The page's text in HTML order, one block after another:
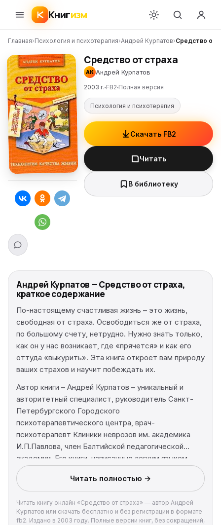
Книгизм
Главная›Психология и психотерапия›Андрей Курпатов›Средство от
Средство от страха
АК Андрей Курпатов
2003 г. FB2 Полная версия
Психология и психотерапия
Скачать FB2
Читать
В библиотеку
Андрей Курпатов — Средство от страха,
краткое содержание
По-настоящему счастливая жизнь – это жизнь,
свободная от страха. Освободиться же от страха,
по большому счету, нетрудно. Нужно знать только,
как он у нас возникает, где «прячется» и как его
оттуда «выкурить». Эта книга откроет вам природу
ваших страхов и научит побеждать их.
Автор книги – Андрей Курпатов – уникальный и
авторитетный специалист, руководитель Санкт-
Петербургского Городского
психотерапевтического центра, врач-
психотерапевт Клиники неврозов им. академика
И.П.Павлова, член Балтийской педагогической
академии. Его книги, написанные легким языком,
увлекательные, полные юмора, самоиронии, с
исключительным содержанием, неизбежно
становятся бестселлерами. Все, что он пишет, не
только интересно, но главное – важно и практично.
Читать полностью →
Читать книгу онлайн «Средство от страха» — автор Андрей
Курпатов или скачать бесплатно и без регистрации в формате
fb2. Издано в 2003 году. Полные версии книг, без сокращений,